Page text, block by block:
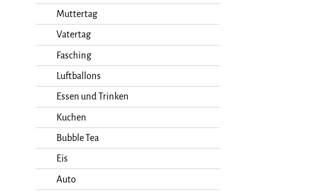
Muttertag
Vatertag
Fasching
Luftballons
Essen und Trinken
Kuchen
Bubble Tea
Eis
Auto